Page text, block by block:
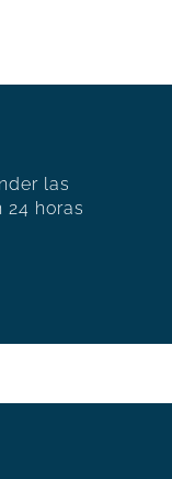
las
horas